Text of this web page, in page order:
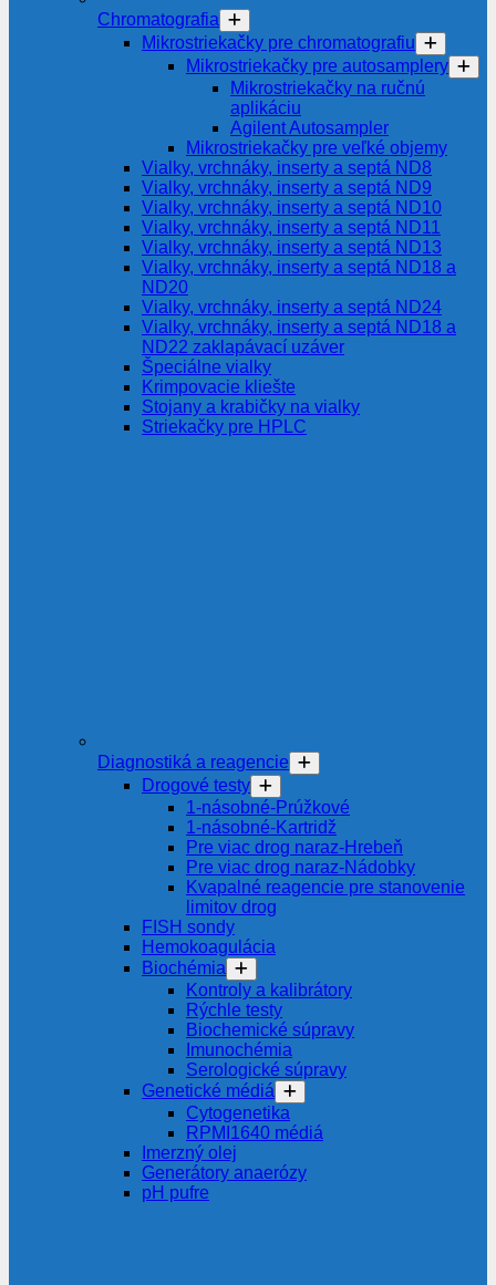
Chromatografia
Mikrostriekačky pre chromatografiu
Mikrostriekačky pre autosamplery
Mikrostriekačky na ručnú
aplikáciu
Agilent Autosampler
Mikrostriekačky pre veľké objemy
Vialky, vrchnáky, inserty a septá ND8
Vialky, vrchnáky, inserty a septá ND9
Vialky, vrchnáky, inserty a septá ND10
Vialky, vrchnáky, inserty a septá ND11
Vialky, vrchnáky, inserty a septá ND13
Vialky, vrchnáky, inserty a septá ND18 a
ND20
Vialky, vrchnáky, inserty a septá ND24
Vialky, vrchnáky, inserty a septá ND18 a
ND22 zaklapávací uzáver
Špeciálne vialky
Krimpovacie kliešte
Stojany a krabičky na vialky
Striekačky pre HPLC
Diagnostiká a reagencie
Drogové testy
1-násobné-Prúžkové
1-násobné-Kartridž
Pre viac drog naraz-Hrebeň
Pre viac drog naraz-Nádobky
Kvapalné reagencie pre stanovenie
limitov drog
FISH sondy
Hemokoagulácia
Biochémia
Kontroly a kalibrátory
Rýchle testy
Biochemické súpravy
Imunochémia
Serologické súpravy
Genetické médiá
Cytogenetika
RPMI1640 médiá
Imerzný olej
Generátory anaerózy
pH pufre